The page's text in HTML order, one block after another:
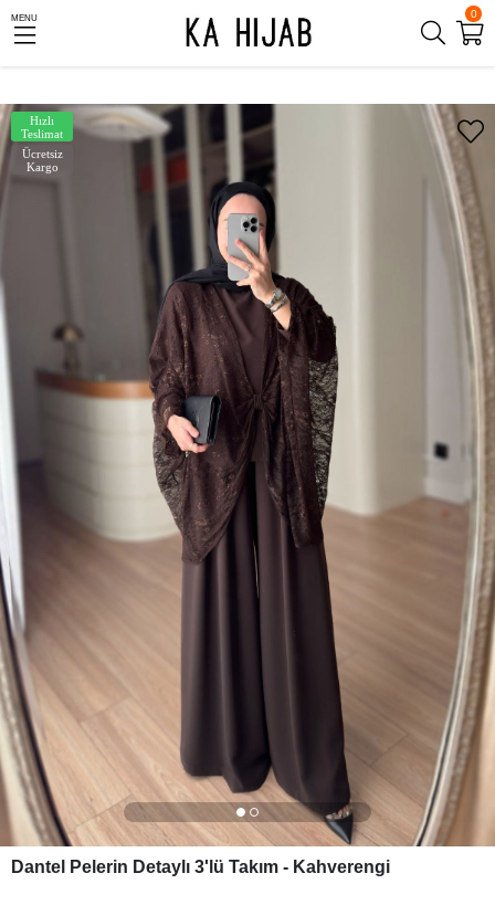
0
MENU
Ücretsiz
Kargo
Hızlı
Teslimat
Dantel Pelerin Detaylı 3'lü Takım - Kahverengi